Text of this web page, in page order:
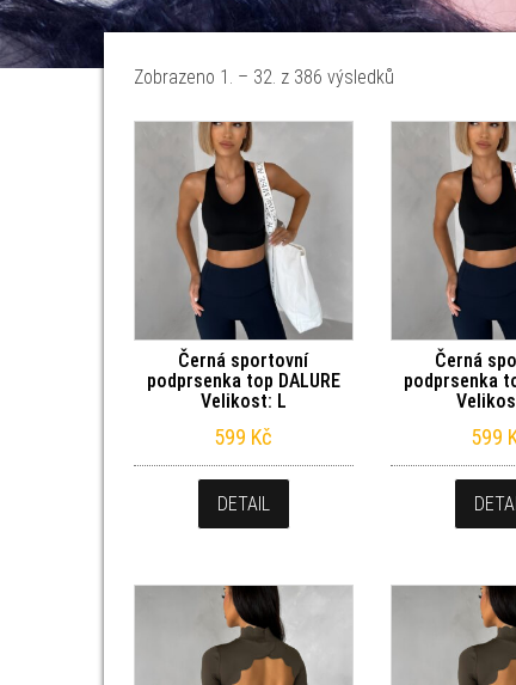
Zobrazeno 1. – 32. z 386 výsledků
Černá sportovní
podprsenka top DALURE
Velikost: L
599 Kč
DETAIL
Černá
podprsenka
599